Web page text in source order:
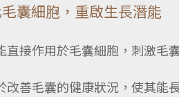
囊細胞，重啟生長潛能
直接作用於毛囊細胞，刺激毛
改善毛囊的健康狀況，使其能